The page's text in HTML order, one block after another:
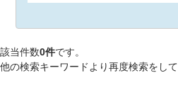
該当件数0件です。
他の検索キーワードより再度検索をして